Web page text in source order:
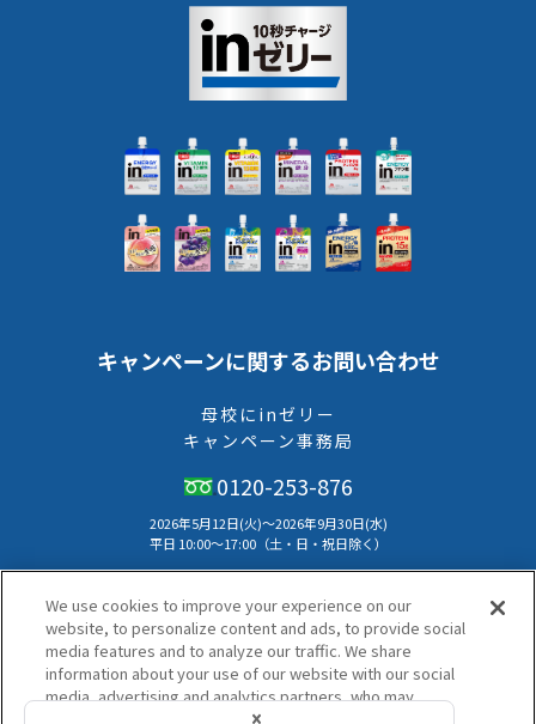
キャンペーンに関するお問い合わせ
母校にinゼリー
キャンペーン事務局
0120-253-876
2026年5月12日(火)～2026年9月30日(水)
平⽇ 10:00〜17:00（⼟・⽇・祝⽇除く）
キャンペーン事務局へお電話にてお問い合わせください。
※学校様より非掲載のご希望をいただいた学校や部活は
キャンペーン中でも非表示に変更している場合がございます。
We use cookies to improve your experience on our
website, to personalize content and ads, to provide social
media features and to analyze our traffic. We share
information about your use of our website with our social
media, advertising and analytics partners, who may
combine it with other information that you have provided